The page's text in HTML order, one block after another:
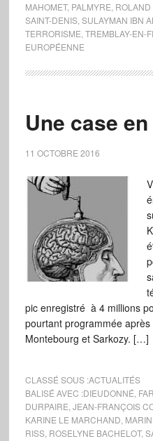
MAHOMET, PALMYRE
SAINT-DENIS, SULAYMAN IBN
TERRORISME TREMBLAY-EN-
EUROPÉENNE
Une case
11 OCTOBRE 2016
pic enregistré à 4 millions
pourtant programmée
Montebourg et Sarkozy. […]
CLASSÉ SOUS :ACTUALITÉS
BALISÉ AVEC :DIEUDONNÉ
DURPAIRE JEAN-FRANÇOIS
KARINE LE MARCHAND
RISS, ROSELYNE BACHELOT,